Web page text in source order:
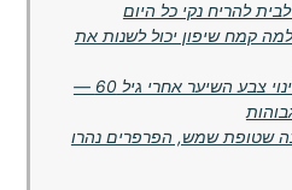
להריח נקי כל היום
קמח שיפון יכול לשנות את
השיטה המושלמת לשינוי צבע השיער אחרי גיל 60 —
בפינה שטופת שמש, הפרפרים נהרו